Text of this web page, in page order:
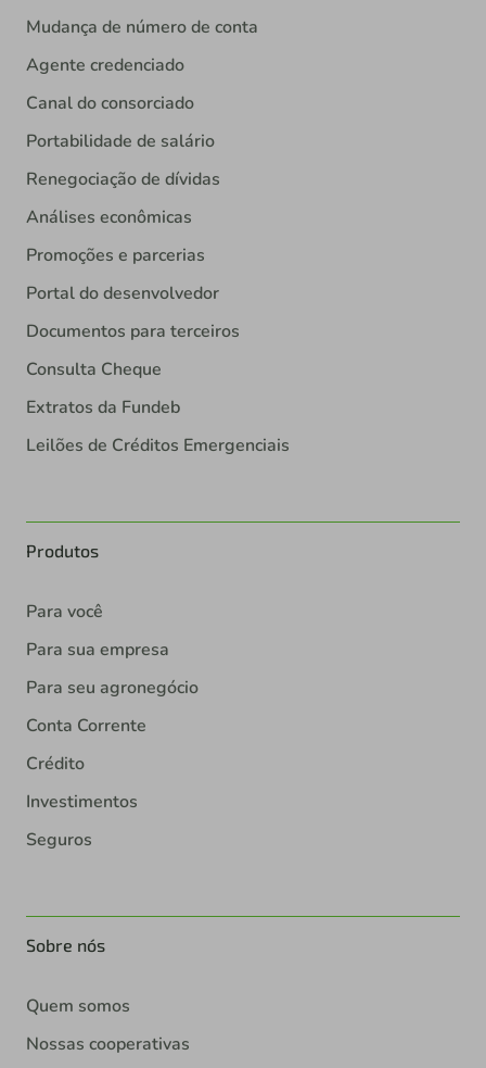
Mudança de número de conta
Agente credenciado
Canal do consorciado
Portabilidade de salário
Renegociação de dívidas
Análises econômicas
Promoções e parcerias
Portal do desenvolvedor
Documentos para terceiros
Consulta Cheque
Extratos da Fundeb
Leilões de Créditos Emergenciais
Produtos
Para você
Para sua empresa
Para seu agronegócio
Conta Corrente
Crédito
Investimentos
Seguros
Sobre nós
Quem somos
Nossas cooperativas